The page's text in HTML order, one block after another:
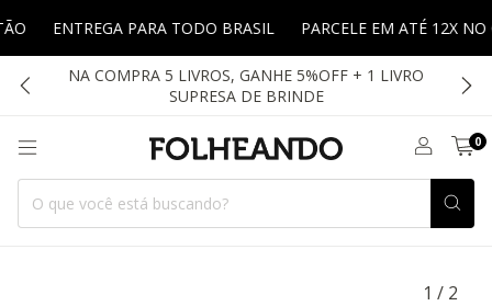
ENTREGA PARA TODO BRASIL PARCELE EM ATÉ 12X NO
NA COMPRA 5 LIVROS, GANHE 5%OFF + 1 LIVRO
SUPRESA DE BRINDE
0
1 / 2